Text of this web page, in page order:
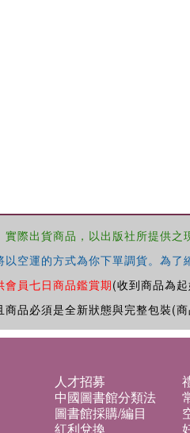
際出貨商品，以出版社所提供
空運的方式為你下單調貨。為
會員七日商品鑑賞期(收到商品為起
品必須是全新狀態與完整包裝(
人才招募
中國圖書館分類法
圖書館採購/編目
紅利兌換